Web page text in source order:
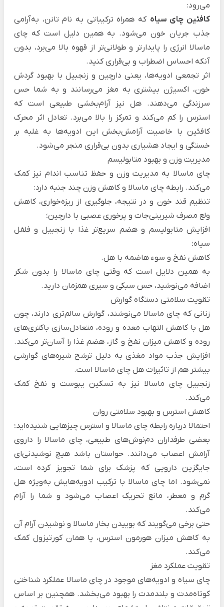
می‌رود:
کافئین چای سیاه که همراه ترکیباتی به نام تانن‌، به‌آرامی
جذب جریان خون می‌شود. به همین دلیل است که چای
ماسالا انرژی را پایدارتر و طولانی‌تر از قهوه بالا می‌برد، بدون
آنکه احساس اضطراب و بی‌قراری کنید.
اثر تجمعی ادویه‌ها، یعنی دارچین و زنجبیل با بهبود گردش
خون، اکسیژن بیشتری به مغز می‌رسانند و به شما حس
سرزندگی می‌دهند. هل نیز آرام‌بخشی طبیعی است که
استرس را کم می‌کند و تمرکز را بالا می‌برد. تعادل اثر محرک
کافئین با خاصیت آرامش‌بخش این ادویه‌ها به غلبه بر
خستگی و ایجاد هشیاری بدون بی‌قراری منجر می‌شود.
مدیریت وزن و بهبود متابولیسم
چای ماسالا به مدیریت وزن و حفظ تناسب اندام نیز کمک
می‌کند. رابطه چای ماسالا و کاهش وزن چند جنبه دارد:
تنظیم قند خون و در نتیجه، جلوگیری از ریزه‌خواری، کاهش
ولع مصرف شیرینی‌جات و پرخوری عصبی با دارچین؛
افزایش متابولیسم و هضم سریع‌تر غذا با زنجبیل و فلفل
سیاه؛
کاهش نفخ و سوء هاضمه با هل.
به همین دلایل است که وقتی چای ماسالا را بدون شکر
اضافه می‌نوشید، حس سبکی و سیری همزمان دارید.
تقویت سلامتی دستگاه گوارش
زنانی که چای ماسالا می‌نوشند، گوارش سالم‌تری دارند، چون
هل با کاهش التهاب معده و روده، متعادل‌سازی باکتری‌های
روده و کاهش میزان نفخ و گاز، هضم غذا را آسان‌تر می‌کند.
افزایش جذب مواد مغذی به دلیل ترشح شیره‌های گوارشی
بیشتر هم از تاثیرات هل چای ماسالا است.
زنجبیل چای ماسالا نیز به تسکین یبوست و نفخ کمک
می‌کند.
کاهش استرس و بهبود سلامتی روان
احتمالا درباره رابطه چای ماسالا و استرس چیزهایی شنیده‌اید؛
بعضی طرفداران دم‌نوش‌های طبیعی، چای ماسالا را داروی
آرامش اعصاب می‌دانند. حواستان باشد هیچ نوشیدنی‌ای
جایگزین دارویی که پزشک برای شما تجویز کرده است،
نمی‌شود. اما چای ماسالا با ترکیب ادویه‌هایش به‌ویژه هل
گرم و معطر، مانع تحریک اعصاب می‌شود و شما را آرام
می‌کند.
حتی برخی می‌گویند که بوییدن بخار ماسالا و نوشیدن آرام آن
به کاهش میزان هورمون استرس، یا همان کورتیزول کمک
می‌کند.
تقویت عملکرد مغز
چای سیاه و ادویه‌های موجود در چای ماسالا عملکرد شناختی
کوتاه‌مدت و بلند‌مدت را بهبود می‌بخشد. همچنین بر اساس